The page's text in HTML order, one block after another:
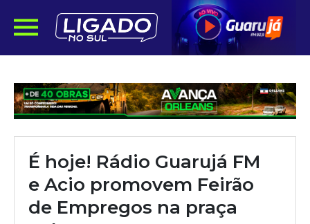
É hoje! Rádio Guarujá FM
e Acio promovem Feirão
de Empregos na praça